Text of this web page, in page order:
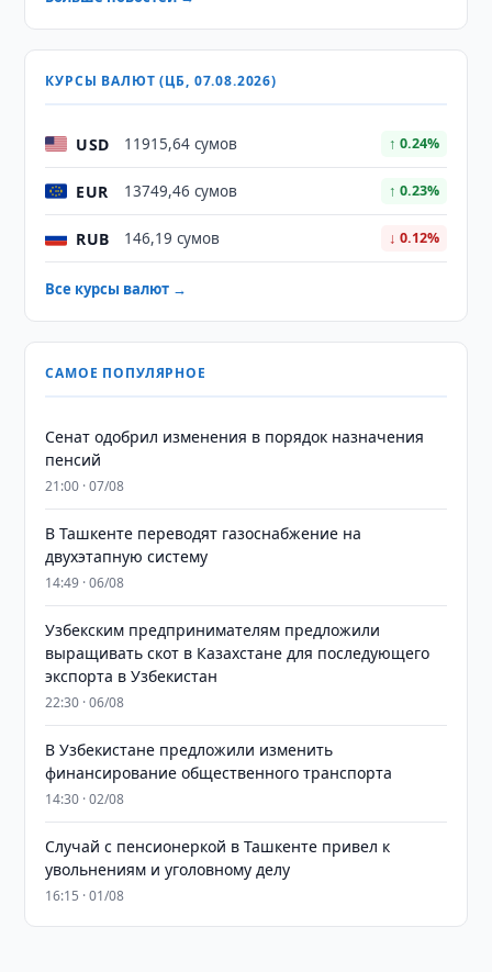
КУРСЫ ВАЛЮТ (ЦБ, 07.08.2026)
USD 11915,64 сумов ↑ 0.24%
EUR 13749,46 сумов ↑ 0.23%
RUB 146,19 сумов ↓ 0.12%
Все курсы валют →
САМОЕ ПОПУЛЯРНОЕ
Сенат одобрил изменения в порядок назначения
пенсий
21:00 · 07/08
В Ташкенте переводят газоснабжение на
двухэтапную систему
14:49 · 06/08
Узбекским предпринимателям предложили
выращивать скот в Казахстане для последующего
экспорта в Узбекистан
22:30 · 06/08
В Узбекистане предложили изменить
финансирование общественного транспорта
14:30 · 02/08
Случай с пенсионеркой в Ташкенте привел к
увольнениям и уголовному делу
16:15 · 01/08